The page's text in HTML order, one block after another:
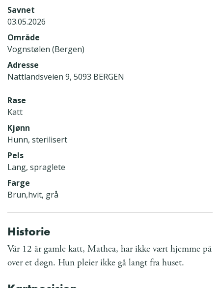
Savnet
03.05.2026
Område
Vognstølen (Bergen)
Adresse
Nattlandsveien 9, 5093 BERGEN
Rase
Katt
Kjønn
Hunn, sterilisert
Pels
Lang, spraglete
Farge
Brun,hvit, grå
Historie
Vår 12 år gamle katt, Mathea, har ikke vært hjemme på
over et døgn. Hun pleier ikke gå langt fra huset.